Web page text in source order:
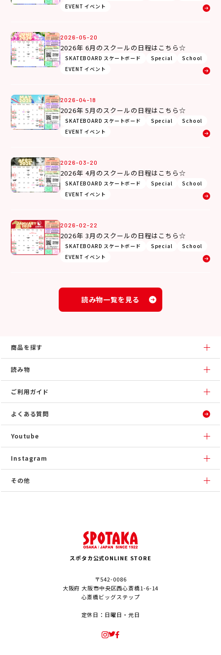
EVENT イベント
2026-05-20
2026年 6月のスクールの日程はこちら☆
SKATEBOARD スケートボード Special
School
EVENT イベント
2026-04-18
2026年 5月のスクールの日程はこちら☆
SKATEBOARD スケートボード Special
School
EVENT イベント
2026-03-20
2026年 4月のスクールの日程はこちら☆
SKATEBOARD スケートボード Special
School
EVENT イベント
2026-02-22
2026年 3月のスクールの日程はこちら☆
SKATEBOARD スケートボード Special
School
EVENT イベント
読み物一覧を見る
商品を探す
読み物
ご利用ガイド
よくある質問
Youtube
Instagram
その他
スポタカ公式ONLINE STORE
〒542-0086
大阪府 大阪市中央区西心斎橋1-6-14
心斎橋ビッグステップ
定休日：日曜日・元日